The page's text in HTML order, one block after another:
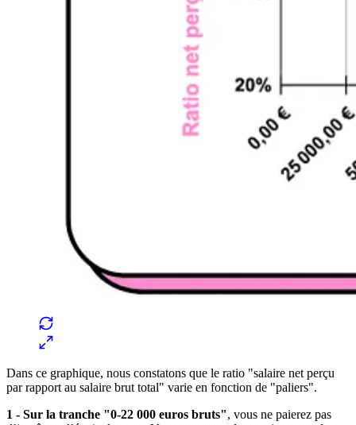
Dans ce graphique, nous constatons que le ratio "salaire net perçu
par rapport au salaire brut total" varie en fonction de "paliers".
1 - Sur la tranche "0-22 000 euros bruts", vous ne paierez pas